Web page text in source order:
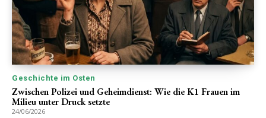
Geschichte im Osten
Zwischen Polizei und Geheimdienst: Wie die K1 Frauen im
Milieu unter Druck setzte
24/06/2026